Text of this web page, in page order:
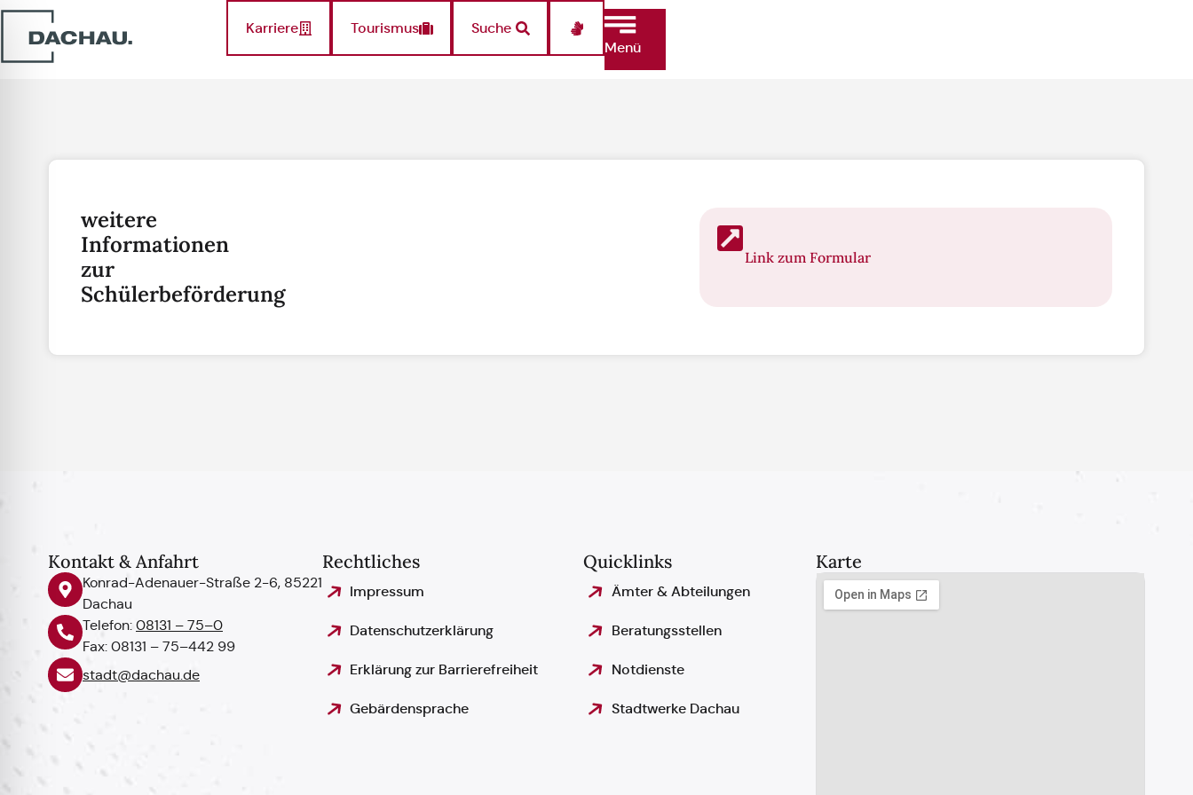
Karriere Tourismus
Suche
Menü
weitere
Informationen
zur
Schülerbeförderung
Link zum Formular
Kontakt & Anfahrt
Konrad-Adenauer-Straße 2-6, 85221
Dachau
Telefon: 08131 – 75–0
Fax: 08131 – 75–442 99
stadt@dachau.de
Rechtliches
Impressum
Datenschutzerklärung
Erklärung zur Barrierefreiheit
Gebärdensprache
Quicklinks
Ämter & Abteilungen
Beratungsstellen
Notdienste
Stadtwerke Dachau
Karte